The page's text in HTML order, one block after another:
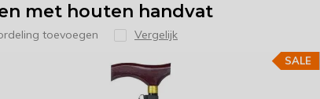
met houten handvat
toevoegen Vergelijk
SALE